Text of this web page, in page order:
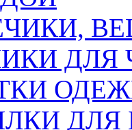
ДЛЯ
ДЛЯ